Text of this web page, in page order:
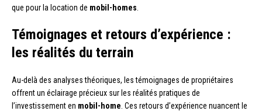
que pour la location de mobil-homes
Témoignages et retours d’expérience :
les réalités du terrain
Au-delà des analyses théoriques, les témoignages de propriétaires
offrent un éclairage précieux sur les réalités pratiques de
l’investissement en mobil-home . Ces retours d’expérience nuancent le